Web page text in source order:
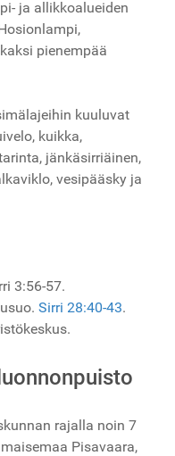
ja allikkoalueiden
pienempää
kuuluvat
kuikka,
jänkäsirriäinen,
vesipääsky ja
3:56-57.
Sirri 28:40-43.
rajalla noin 7
Pisavaara,